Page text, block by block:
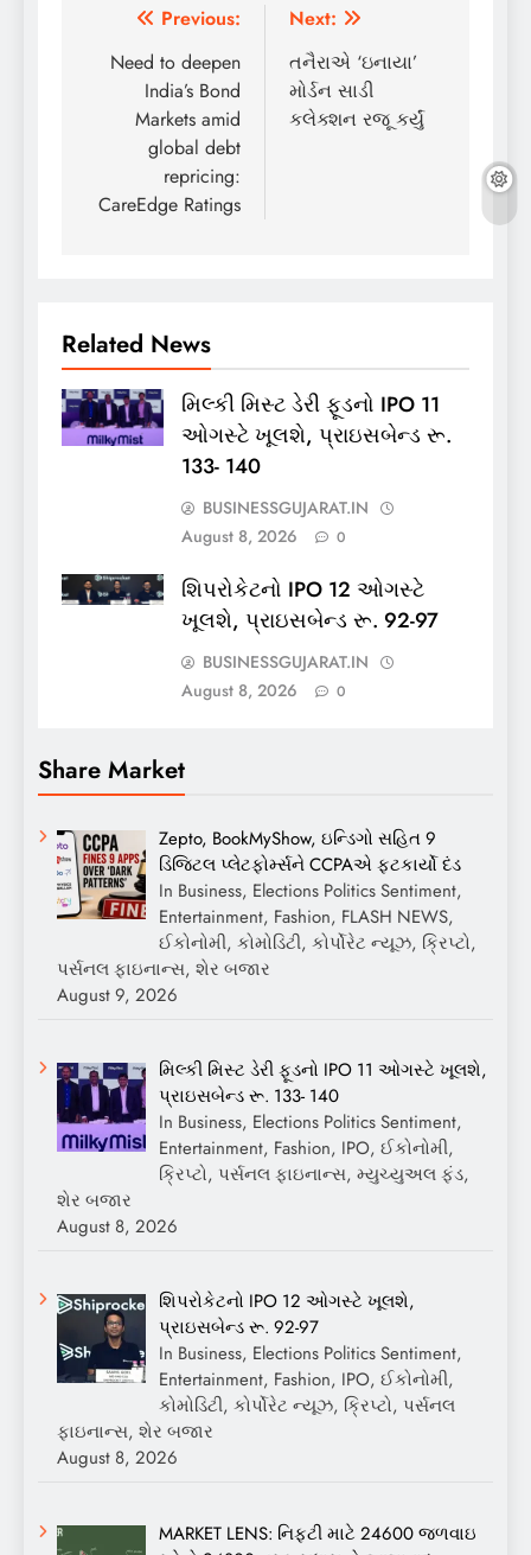
Post
navigation
Previous:
Need to deepen
India’s Bond
Markets amid
global debt
repricing:
CareEdge Ratings
Next:
તનૈરાએ ‘ઇનાયા’
મોર્ડન સાડી
કલેક્શન રજૂ કર્યું
Related News
મિલ્કી મિસ્ટ ડેરી ફૂડનો IPO 11
ઓગસ્ટે ખૂલશે, પ્રાઇસબેન્ડ રૂ.
133- 140
BUSINESSGUJARAT.IN
August 8, 2026
0
શિપરોકેટનો IPO 12 ઓગસ્ટે
ખૂલશે, પ્રાઇસબેન્ડ રૂ. 92-97
BUSINESSGUJARAT.IN
August 8, 2026
0
Share Market
Zepto, BookMyShow, ઇન્ડિગો સહિત 9
ડિજિટલ પ્લેટફોર્મ્સને CCPAએ ફટકાર્યો દંડ
In Business, Elections Politics Sentiment,
Entertainment, Fashion, FLASH NEWS,
ઈકોનોમી, કોમોડિટી, કોર્પોરેટ ન્યૂઝ, ક્રિપ્ટો,
પર્સનલ ફાઇનાન્સ, શેર બજાર
August 9, 2026
મિલ્કી મિસ્ટ ડેરી ફૂડનો IPO 11 ઓગસ્ટે ખૂલશે,
પ્રાઇસબેન્ડ રૂ. 133- 140
In Business, Elections Politics Sentiment,
Entertainment, Fashion, IPO, ઈકોનોમી,
ક્રિપ્ટો, પર્સનલ ફાઇનાન્સ, મ્યુચ્યુઅલ ફંડ,
શેર બજાર
August 8, 2026
શિપરોકેટનો IPO 12 ઓગસ્ટે ખૂલશે,
પ્રાઇસબેન્ડ રૂ. 92-97
In Business, Elections Politics Sentiment,
Entertainment, Fashion, IPO, ઈકોનોમી,
કોમોડિટી, કોર્પોરેટ ન્યૂઝ, ક્રિપ્ટો, પર્સનલ
ફાઇનાન્સ, શેર બજાર
August 8, 2026
MARKET LENS: નિફ્ટી માટે 24600 જળવાઇ